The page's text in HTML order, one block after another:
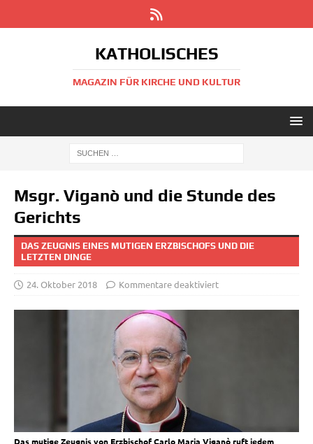
KATHOLISCHES
MAGAZIN FÜR KIRCHE UND KULTUR
Msgr. Viganò und die Stunde des
Gerichts
DAS ZEUGNIS EINES MUTIGEN ERZBISCHOFS UND DIE
LETZTEN DINGE
24. Oktober 2018 Kommentare deaktiviert
Das mutige Zeugnis von Erzbischof Carlo Maria Viganò ruft jedem